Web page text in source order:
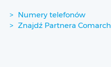
Numery telefonów
Znajdź Partnera Comarch